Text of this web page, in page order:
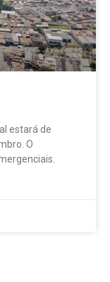
estará de
O